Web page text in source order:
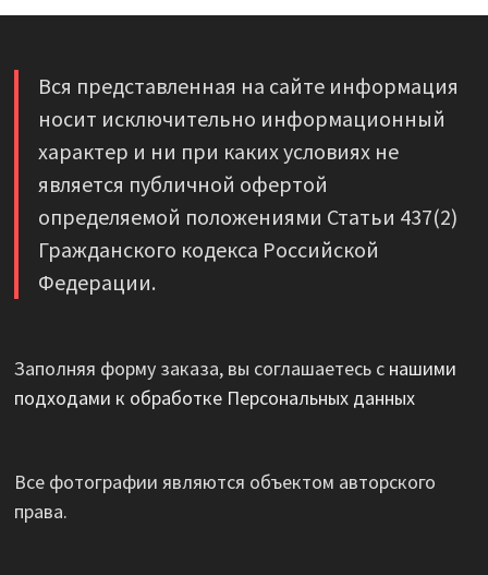
Вся представленная на сайте информация
носит исключительно информационный
характер и ни при каких условиях не
является публичной офертой
определяемой положениями Статьи 437(2)
Гражданского кодекса Российской
Федерации.
Заполняя форму заказа, вы соглашаетесь с нашими
подходами к обработке Персональных данных
Все фотографии являются объектом авторского
права.